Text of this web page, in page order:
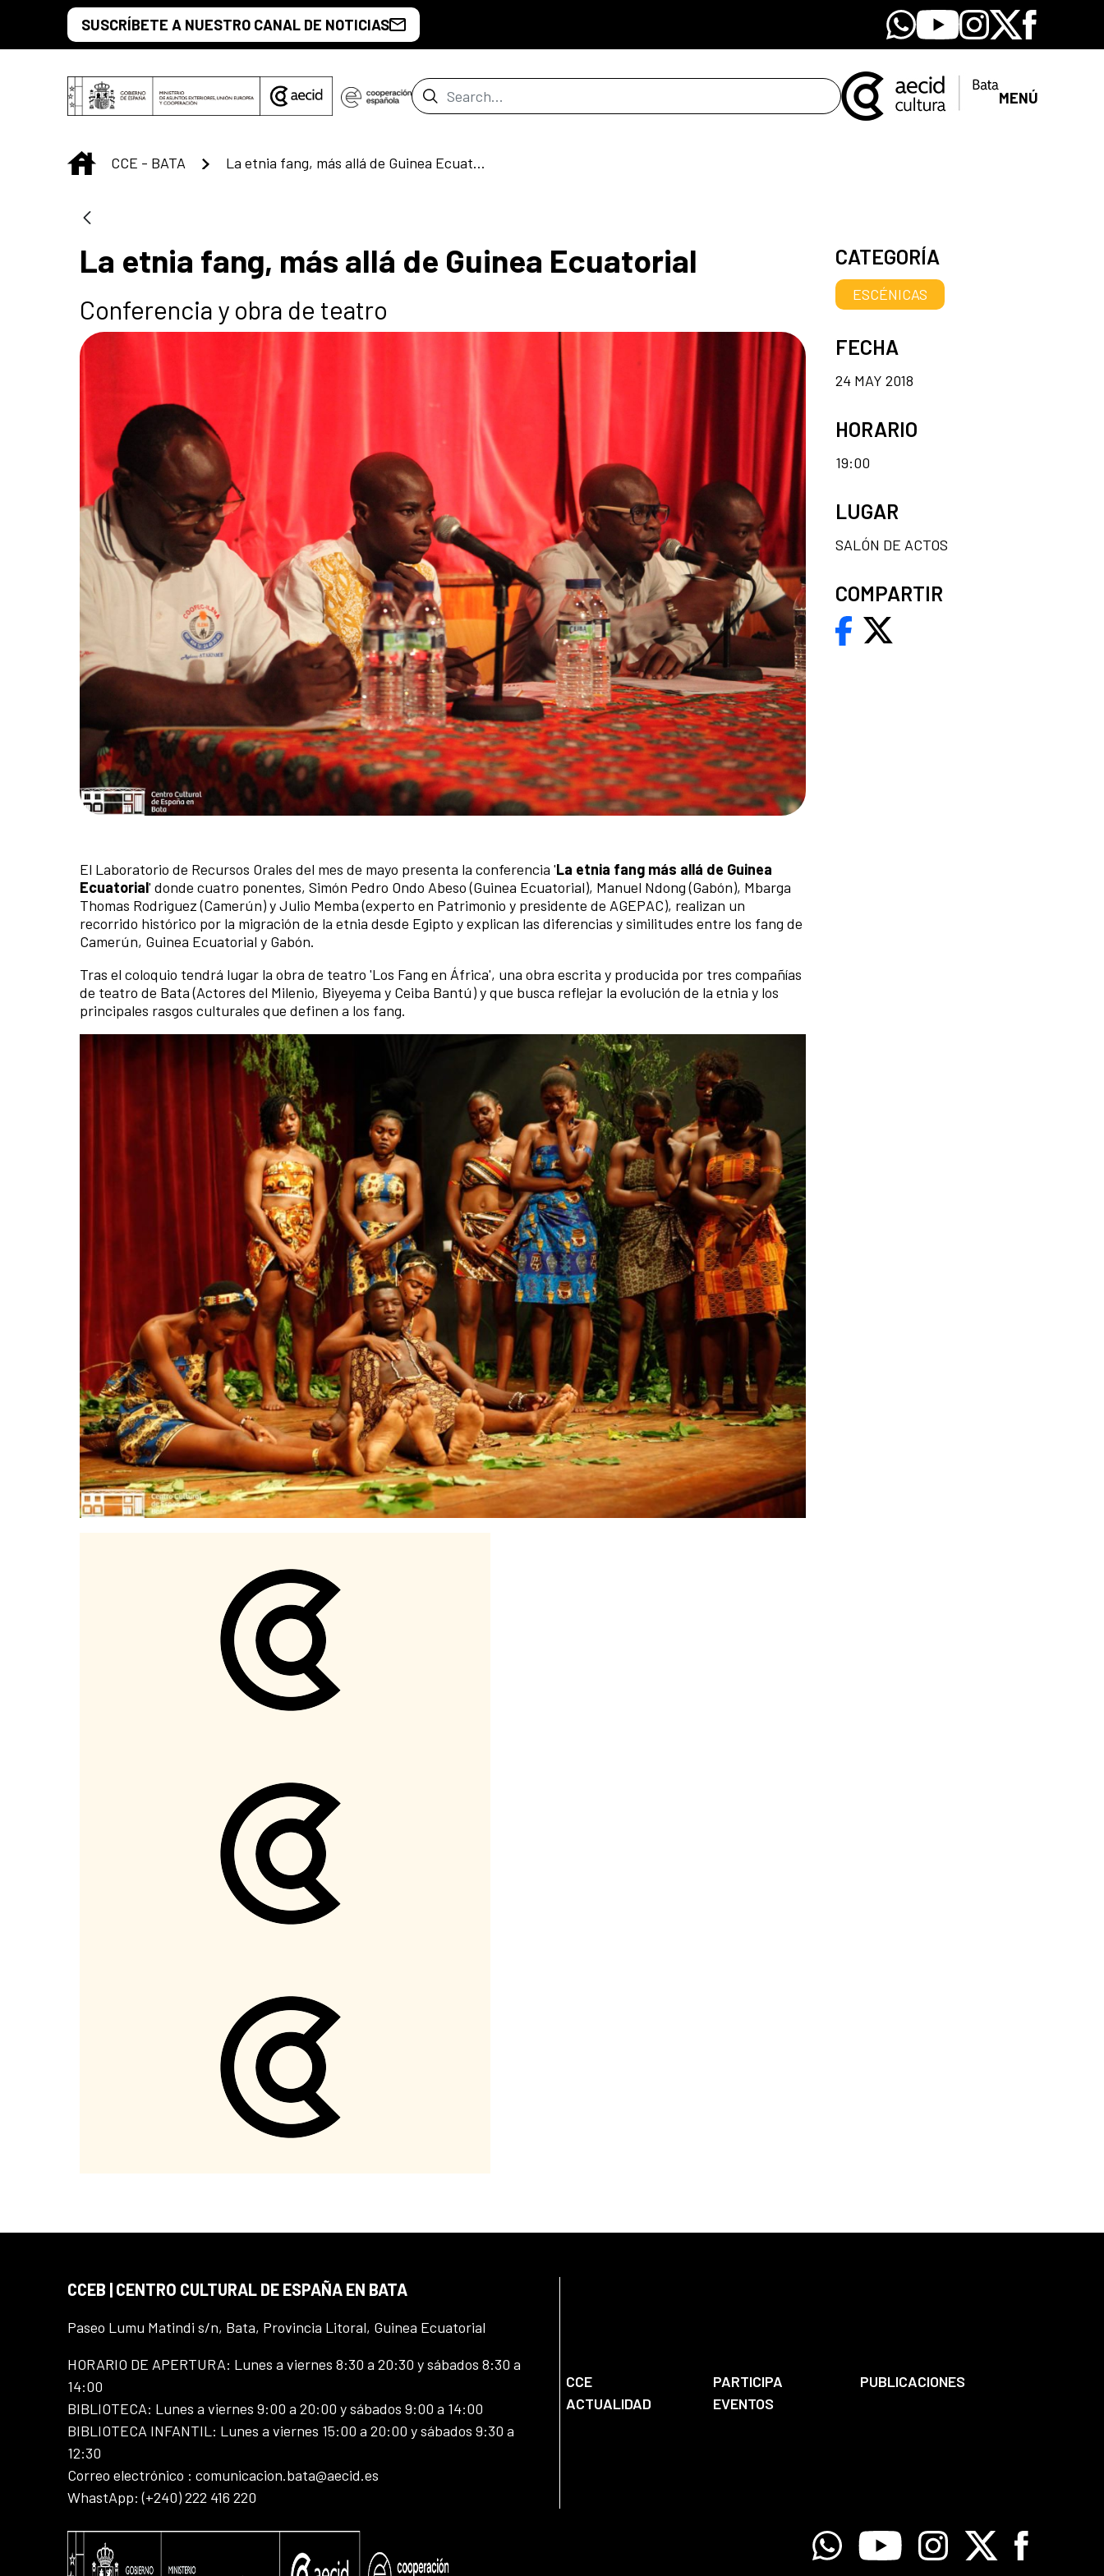
Skip to Main ContentSUSCRÍBETE A NUESTRO CANAL DE NOTICIAS Whatsapp
YoutubeInstagram
X Facebook
Search Bar MENÚ
INICIO
CCE - BATA La etnia fang, más allá de Guinea Ecuatorial
La etnia fang, más allá de Guinea Ecuatorial
Conferencia y obra de teatro
El Laboratorio de Recursos Orales del mes de mayo presenta la conferencia 'La etnia fang más allá de Guinea
Ecuatorial' donde cuatro ponentes, Simón Pedro Ondo Abeso (Guinea Ecuatorial), Manuel Ndong (Gabón), Mbarga
Thomas Rodriguez (Camerún) y Julio Memba (experto en Patrimonio y presidente de AGEPAC), realizan un
recorrido histórico por la migración de la etnia desde Egipto y explican las diferencias y similitudes entre los fang de
Camerún, Guinea Ecuatorial y Gabón.
Tras el coloquio tendrá lugar la obra de teatro 'Los Fang en África', una obra escrita y producida por tres compañías
de teatro de Bata (Actores del Milenio, Biyeyema y Ceiba Bantú) y que busca reflejar la evolución de la etnia y los
principales rasgos culturales que definen a los fang.
CATEGORÍA
ESCÉNICAS
FECHA
24 MAY 2018
HORARIO
19:00
LUGAR
SALÓN DE ACTOS
COMPARTIR
CCEB | CENTRO CULTURAL DE ESPAÑA EN BATA
Paseo Lumu Matindi s/n, Bata, Provincia Litoral, Guinea Ecuatorial
HORARIO DE APERTURA: Lunes a viernes 8:30 a 20:30 y sábados 8:30 a
14:00
BIBLIOTECA: Lunes a viernes 9:00 a 20:00 y sábados 9:00 a 14:00
BIBLIOTECA INFANTIL: Lunes a viernes 15:00 a 20:00 y sábados 9:30 a
12:30
Correo electrónico : comunicacion.bata@aecid.es
WhastApp: (+240) 222 416 220
CCE PARTICIPA
PUBLICACIONES
ACTUALIDAD
EVENTOS
WhatsappYoutube Instagram
X Facebook